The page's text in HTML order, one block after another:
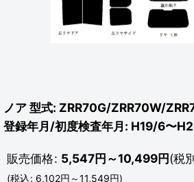
ノア 型式: ZRR70G/ZRR70W/
登録年月/初度検査年月: H19/6〜
販売価格: 5,547円～10,499円(税
(税込: 6,102円 ～11,549円)